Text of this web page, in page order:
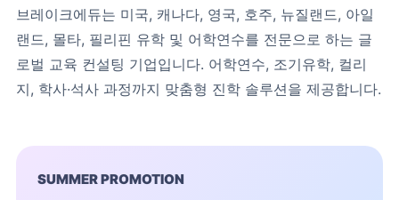
브레이크에듀는 미국, 캐나다, 영국, 호주, 뉴질랜드, 아일
랜드, 몰타, 필리핀 유학 및 어학연수를 전문으로 하는 글
로벌 교육 컨설팅 기업입니다. 어학연수, 조기유학, 컬리
지, 학사·석사 과정까지 맞춤형 진학 솔루션을 제공합니다.
SUMMER PROMOTION